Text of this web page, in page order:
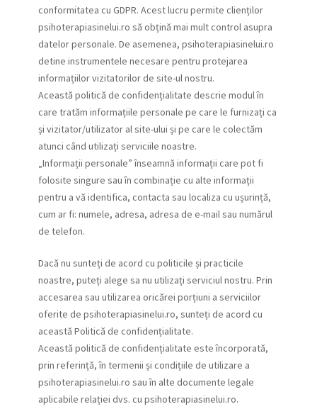
conformitatea cu GDPR. Acest lucru permite clienților
psihoterapiasinelui.ro să obțină mai mult control asupra
datelor personale. De asemenea, psihoterapiasinelui.ro
detine instrumentele necesare pentru protejarea
informațiilor vizitatorilor de site-ul nostru.
Această politică de confidențialitate descrie modul în
care tratăm informațiile personale pe care le furnizați ca
și vizitator/utilizator al site-ului și pe care le colectăm
atunci când utilizați serviciile noastre.
„Informații personale” înseamnă informații care pot fi
folosite singure sau în combinație cu alte informații
pentru a vă identifica, contacta sau localiza cu ușurință,
cum ar fi: numele, adresa, adresa de e-mail sau numărul
de telefon.
Dacă nu sunteți de acord cu politicile și practicile
noastre, puteți alege sa nu utilizați serviciul nostru. Prin
accesarea sau utilizarea oricărei porțiuni a serviciilor
oferite de psihoterapiasinelui.ro, sunteți de acord cu
această Politică de confidențialitate.
Această politică de confidențialitate este încorporată,
prin referință, în termenii și condițiile de utilizare a
psihoterapiasinelui.ro sau în alte documente legale
aplicabile relației dvs. cu psihoterapiasinelui.ro.